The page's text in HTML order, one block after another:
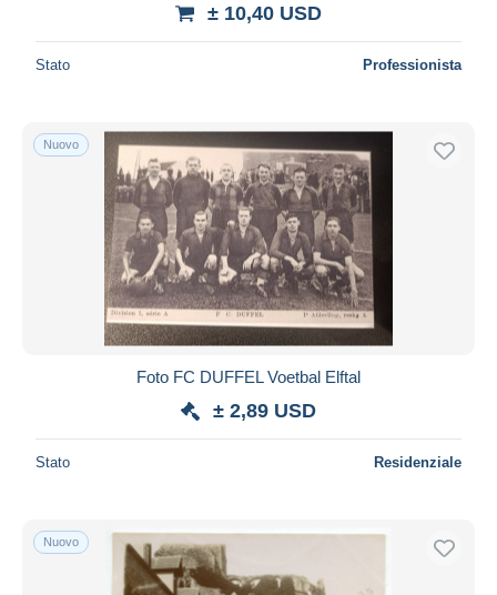
± 10,40 USD
Stato Professionista
Nuovo
Foto FC DUFFEL Voetbal Elftal
± 2,89 USD
Stato Residenziale
Nuovo